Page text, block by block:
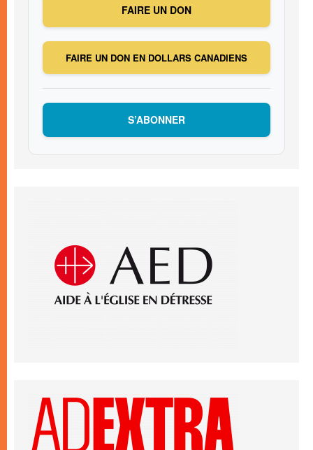
FAIRE UN DON
FAIRE UN DON EN DOLLARS CANADIENS
S’ABONNER